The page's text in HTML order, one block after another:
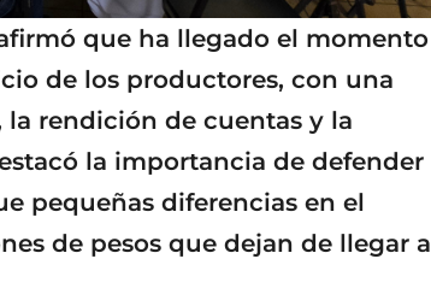
que ha llegado el momento
de los productores, con una
rendición de cuentas y la
la importancia de defender
pequeñas diferencias en el
de pesos que dejan de llegar a